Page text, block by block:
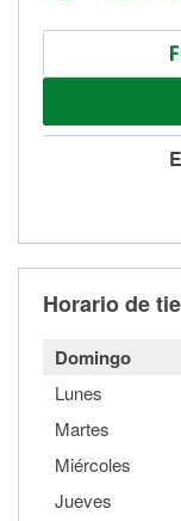
Horario de
Domingo
Lunes
Martes
Miércoles
Jueves